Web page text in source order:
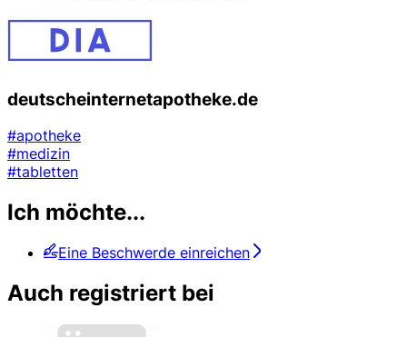
deutscheinternetapotheke.de
#apotheke
#medizin
#tabletten
Ich möchte...
Eine Beschwerde einreichen
Auch registriert bei